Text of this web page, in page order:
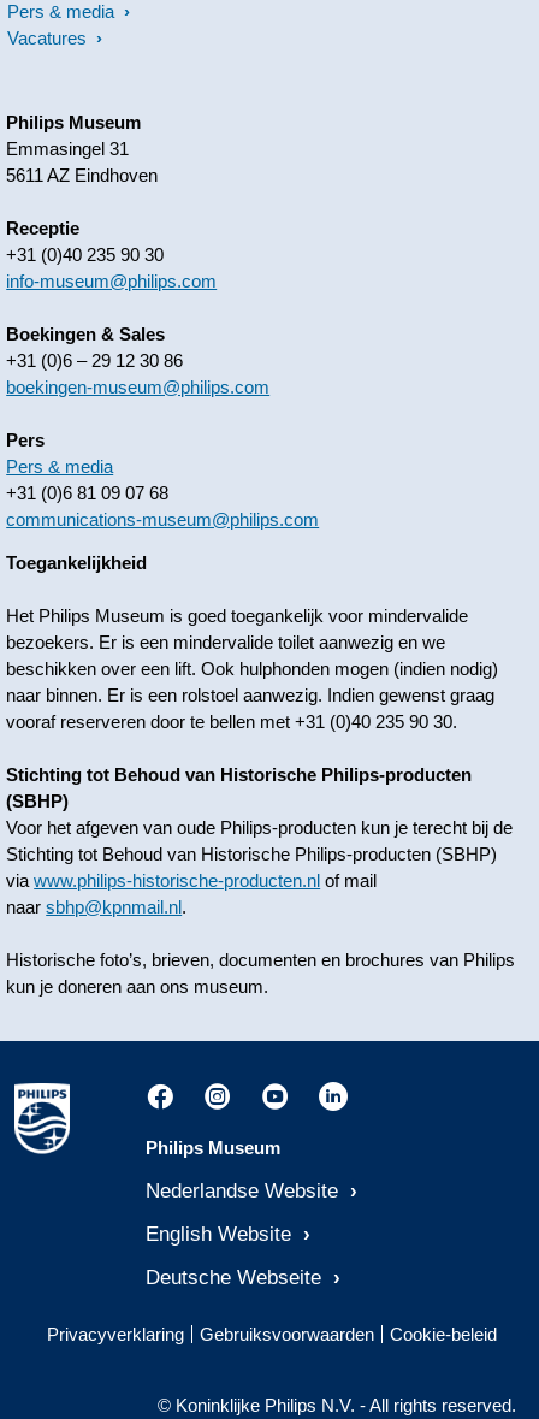
Pers & media
Vacatures
Philips Museum
Emmasingel 31
5611 AZ Eindhoven
Receptie
+31 (0)40 235 90 30
info-museum@philips.com
Boekingen & Sales
+31 (0)6 – 29 12 30 86
boekingen-museum@philips.com
Pers
Pers & media
+31 (0)6 81 09 07 68
communications-museum@philips.com
Toegankelijkheid
Het Philips Museum is goed toegankelijk voor mindervalide
bezoekers. Er is een mindervalide toilet aanwezig en we
beschikken over een lift. Ook hulphonden mogen (indien nodig)
naar binnen. Er is een rolstoel aanwezig. Indien gewenst graag
vooraf reserveren door te bellen met +31 (0)40 235 90 30.
Stichting tot Behoud van Historische Philips-producten
(SBHP)
Voor het afgeven van oude Philips-producten kun je terecht bij de
Stichting tot Behoud van Historische Philips-producten (SBHP)
viawww.philips-historische-producten.nl of mail
naarsbhp@kpnmail.nl.
Historische foto’s, brieven, documenten en brochures van Philips
kun je doneren aan ons museum.
Philips Museum
Nederlandse Website
English Website
Deutsche Webseite
Privacyverklaring Gebruiksvoorwaarden Cookie-beleid
© Koninklijke Philips N.V. - All rights reserved.